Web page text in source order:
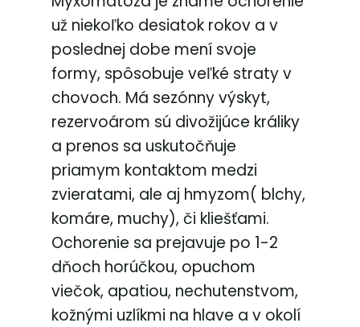
už niekoľko desiatok rokov a v
poslednej dobe mení svoje
formy, spôsobuje veľké straty v
chovoch. Má sezónny výskyt,
rezervoárom sú divožijúce králiky
a prenos sa uskutočňuje
priamym kontaktom medzi
zvieratami, ale aj hmyzom( blchy,
komáre, muchy), či kliešťami.
Ochorenie sa prejavuje po 1-2
dňoch horúčkou, opuchom
viečok, apatiou, nechutenstvom,
kožnými uzlíkmi na hlave a v okolí